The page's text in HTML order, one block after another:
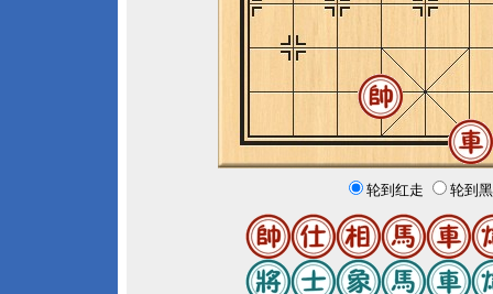
轮到红走 轮到